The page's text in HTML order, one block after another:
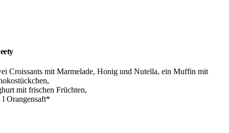
Croissants mit Marmelade, Honig und Nutella, ein Muffin mit
mit frischen Früchten,
l Orangensaft*